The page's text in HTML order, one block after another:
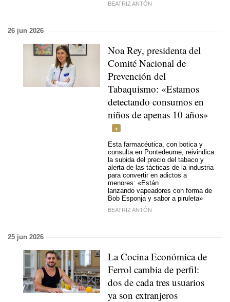
BEATRIZ ANTÓN
26 jun 2026
Noa Rey, presidenta del
Comité Nacional de
Prevención del
Tabaquismo: «Estamos
detectando consumos en
niños de apenas 10 años»
Esta farmacéutica, con botica y
consulta en Pontedeume, reivindica
la subida del precio del tabaco y
alerta de las tácticas de la industria
para convertir en adictos a
menores: «Están
lanzando vapeadores con forma de
Bob Esponja y sabor a piruleta»
BEATRIZ ANTÓN
25 jun 2026
La Cocina Económica de
Ferrol cambia de perfil:
dos de cada tres usuarios
ya son extranjeros